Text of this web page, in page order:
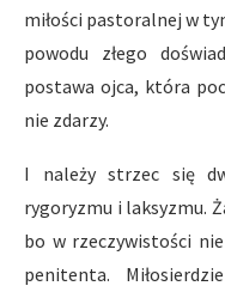
miłości pastoralnej w
powodu złego
postawa ojca, która
nie zdarzy.
I należy strzec się
rygoryzmu i laksyzmu.
bo w rzeczywistości
penitenta.